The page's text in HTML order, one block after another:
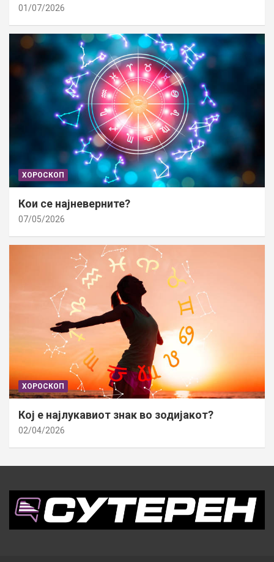
01/07/2026
ХОРОСКОП
Кои се најневерните?
07/05/2026
ХОРОСКОП
Кој е најлукавиот знак во зодијакот?
02/04/2026